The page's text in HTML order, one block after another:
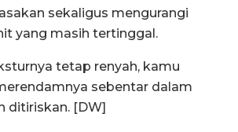
sekaligus mengurangi
yang masih tertinggal.
tetap renyah, kamu
sebentar dalam
ditiriskan. [DW]